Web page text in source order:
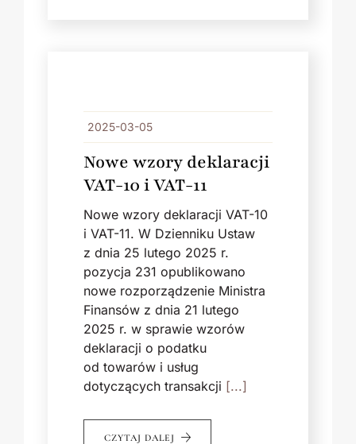
2025-03-05
Nowe wzory deklaracji
VAT-10 i VAT-11
Nowe wzory deklaracji VAT-10
i VAT-11. W Dzienniku Ustaw
z dnia 25 lutego 2025 r.
pozycja 231 opublikowano
nowe rozporządzenie Ministra
Finansów z dnia 21 lutego
2025 r. w sprawie wzorów
deklaracji o podatku
od towarów i usług
dotyczących transakcji [...]
CZYTAJ DALEJ